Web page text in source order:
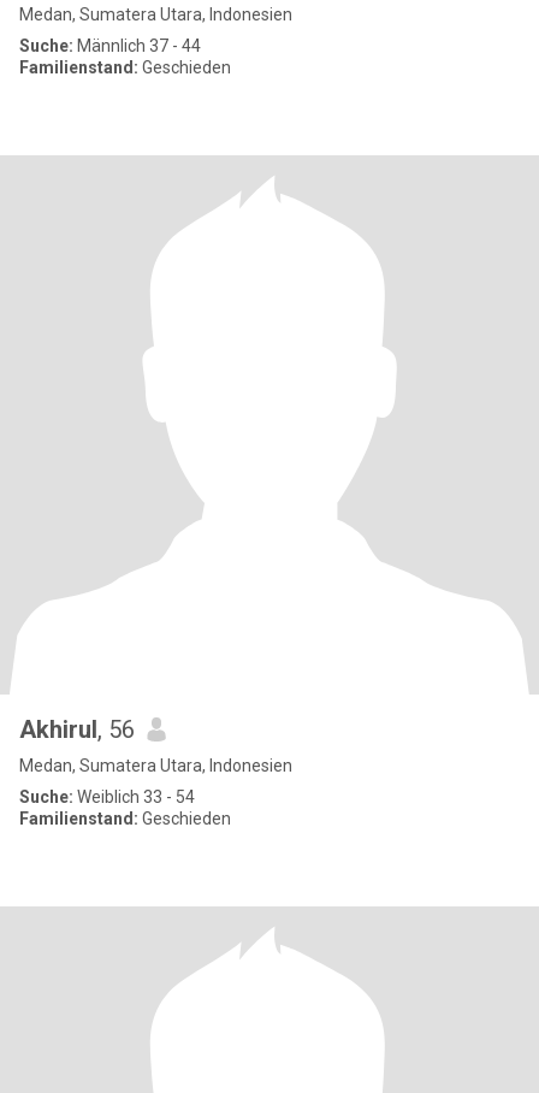
Medan, Sumatera Utara, Indonesien
Suche: Männlich 37 - 44
Familienstand: Geschieden
Akhirul, 56
Medan, Sumatera Utara, Indonesien
Suche: Weiblich 33 - 54
Familienstand: Geschieden